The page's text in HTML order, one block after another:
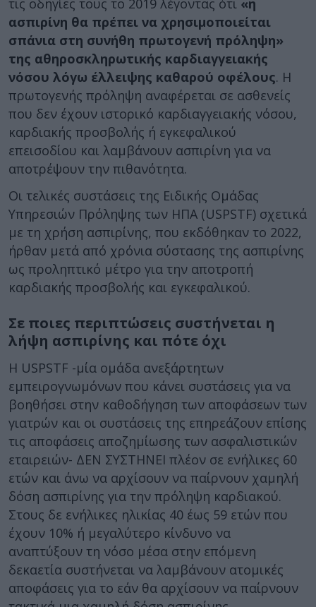
ασπιρίνη θα πρέπει να χρησιμοποιείται
σπάνια στη συνήθη πρωτογενή πρόληψη»
της αθηροσκληρωτικής καρδιαγγειακής
νόσου λόγω έλλειψης καθαρού οφέλους. Η
πρωτογενής πρόληψη αναφέρεται σε ασθενείς
που δεν έχουν ιστορικό καρδιαγγειακής νόσου,
καρδιακής προσβολής ή εγκεφαλικού
επεισοδίου και λαμβάνουν ασπιρίνη για να
αποτρέψουν την πιθανότητα.
Οι τελικές συστάσεις της Ειδικής Ομάδας
Υπηρεσιών Πρόληψης των ΗΠΑ (USPSTF) σχετικά
με τη χρήση ασπιρίνης, που εκδόθηκαν το 2022,
ήρθαν μετά από χρόνια σύστασης της ασπιρίνης
ως προληπτικό μέτρο για την αποτροπή
καρδιακής προσβολής και εγκεφαλικού.
Σε ποιες περιπτώσεις συστήνεται η
λήψη ασπιρίνης και πότε όχι
Η USPSTF -μία ομάδα ανεξάρτητων
εμπειρογνωμόνων που κάνει συστάσεις για να
βοηθήσει στην καθοδήγηση των αποφάσεων των
γιατρών και οι συστάσεις της επηρεάζουν επίσης
τις αποφάσεις αποζημίωσης των ασφαλιστικών
εταιρειών- ΔΕΝ ΣΥΣΤΗΝΕΙ πλέον σε ενήλικες 60
ετών και άνω να αρχίσουν να παίρνουν χαμηλή
δόση ασπιρίνης για την πρόληψη καρδιακού.
Στους δε ενήλικες ηλικίας 40 έως 59 ετών που
έχουν 10% ή μεγαλύτερο κίνδυνο να
αναπτύξουν τη νόσο μέσα στην επόμενη
δεκαετία συστήνεται να λαμβάνουν ατομικές
αποφάσεις για το εάν θα αρχίσουν να παίρνουν